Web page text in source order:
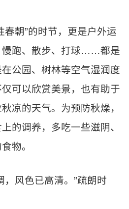
朝”的时节，更是户外运
慢跑、散步、打球……都是
公园、树林等空气湿润度
可以欣赏美景，也有助于
凉的天气。为预防秋燥，
的调养，多吃一些滋阴、
物。
风色已高清。”疏朗时